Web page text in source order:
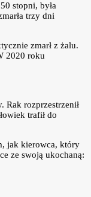
stopni, była
trzy dni
zmarł z żalu.
2020 roku
Rak rozprzestrzenił
trafił do
jak kierowca, który
ze swoją ukochaną: